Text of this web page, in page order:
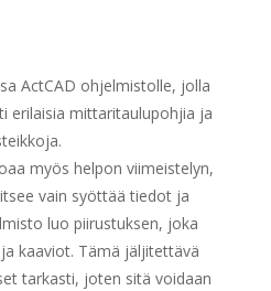
ActCAD ohjelmistolle, jolla
erilaisia mittaritaulupohjia ja
myös helpon viimeistelyn,
vain syöttää tiedot ja
luo piirustuksen, joka
kaaviot. Tämä jäljitettävä
tarkasti, joten sitä voidaan